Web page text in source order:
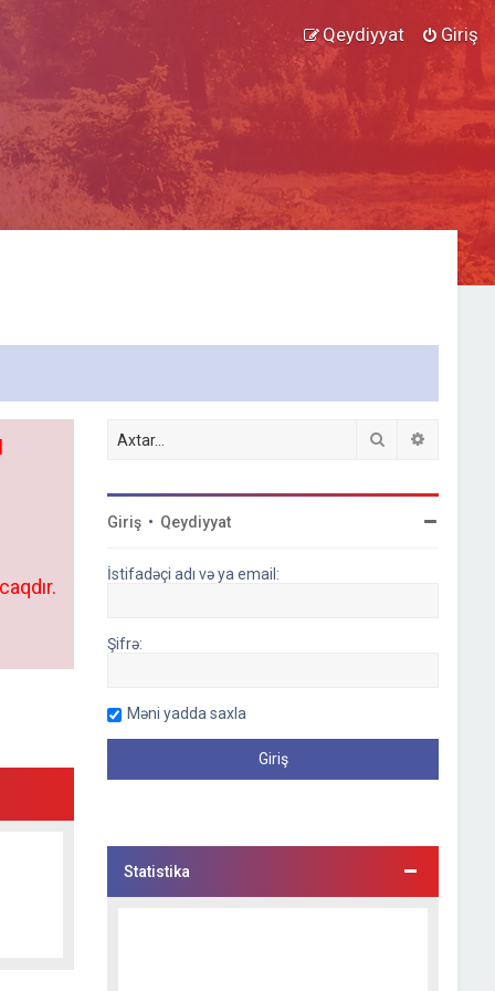
Giriş
Qeydiyyat
Axtar
Giriş • Qeydiyyat
İstifadəçi adı və ya email:
Şifrə:
Məni yadda saxla
Statistika